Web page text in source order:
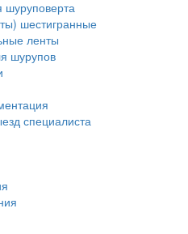
шуруповерта
шестигранные
ленты
шурупов
специалиста